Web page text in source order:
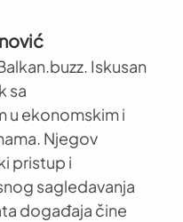
Iskusan
sa
u ekonomskim i
Njegov
pristup i
sagledavanja
događaja čine